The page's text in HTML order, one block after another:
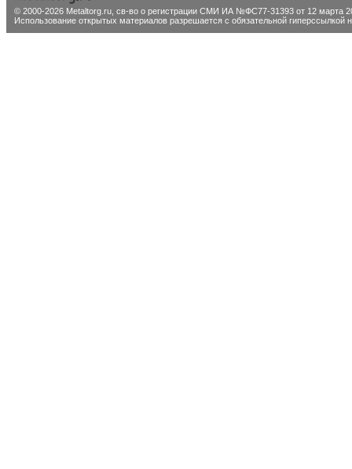
© 2000-2026 Metaltorg.ru, св-во о регистрации СМИ ИА №ФС77-31393 от 12 марта
Использование открытых материалов разрешается с обязательной гиперссылкой